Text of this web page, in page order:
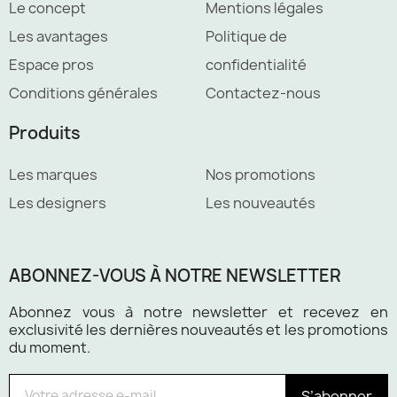
Le concept
Les avantages
Espace pros
Conditions générales
Mentions légales
Politique de
confidentialité
Contactez-nous
Produits
Les marques
Les designers
Nos promotions
Les nouveautés
ABONNEZ-VOUS À NOTRE NEWSLETTER
Abonnez vous à notre newsletter et recevez en
exclusivité les dernières nouveautés et les promotions
du moment.